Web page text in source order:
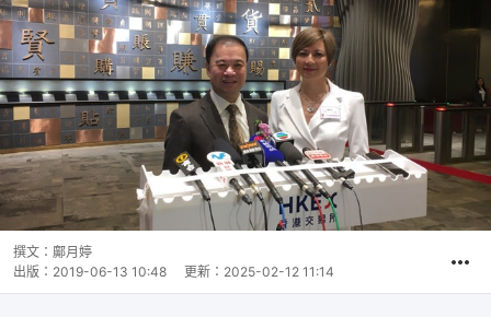
撰文： 鄺月婷
出版： 2019-06-13 10:48 更新： 2025-02-12 11:14